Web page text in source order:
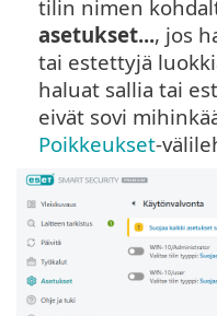
tilin nimen
asetukset..., jos
tai estettyjä
haluat sallia tai
eivät sovi
Poikkeukset-